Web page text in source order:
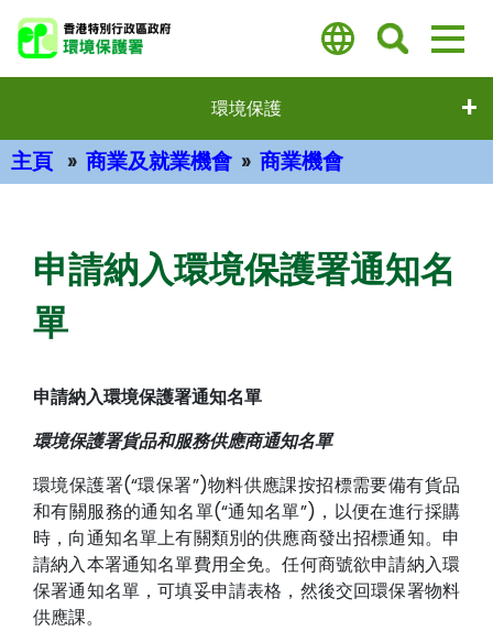
內
環境保護
主頁 商業及就業機會 商業機會
申請納入環境保護署通知名
單
申請納入環境保護署通知名單
環境保護署貨品和服務供應商通知名單
環境保護署(“環保署”)物料供應課按招標需要備有貨品
和有關服務的通知名單(“通知名單”)，以便在進行採購
時，向通知名單上有關類別的供應商發出招標通知。申
請納入本署通知名單費用全免。任何商號欲申請納入環
保署通知名單，可填妥申請表格，然後交回環保署物料
供應課。